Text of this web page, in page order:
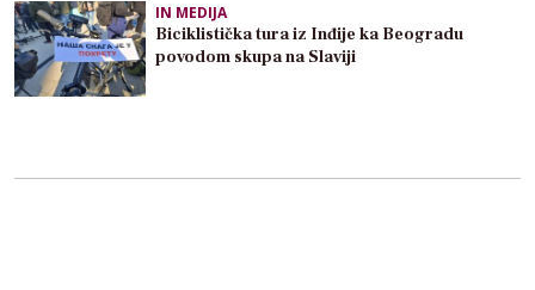
IN MEDIJA
Biciklistička tura iz Inđije ka Beogradu
povodom skupa na Slaviji